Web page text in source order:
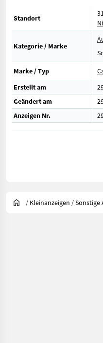
Standort
Kategorie / Marke
Marke / Typ
Erstellt am
Geändert am
Anzeigen Nr.
/ Kleinanzeigen /Sonstige